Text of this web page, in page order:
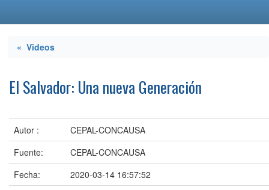
« Videos
El Salvador: Una nueva Generación
Autor :
CEPAL-CONCAUSA
Fuente:
CEPAL-CONCAUSA
Fecha:
2020-03-14 16:57:52